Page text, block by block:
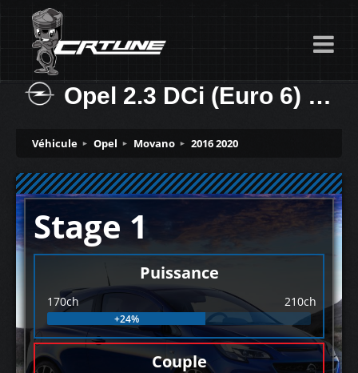
Opel 2.3 DCi (Euro 6) 170ch
Véhicule Opel Movano 2016 2020
Stage 1
Puissance
170ch 210ch
+24%
Couple